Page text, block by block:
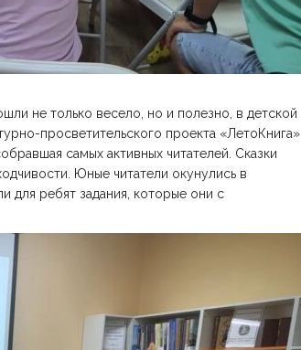
не только весело, но и полезно, в детской
просветительского проекта «ЛетоКнига»
самых активных читателей. Сказки
Юные читатели окунулись в
для ребят задания, которые они с